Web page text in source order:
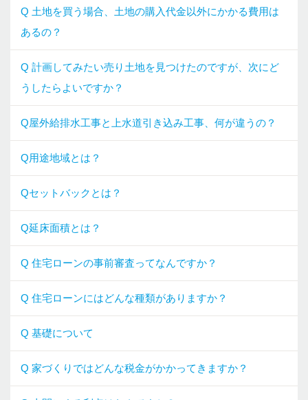
Q 土地を買う場合、土地の購入代金以外にかかる費用は
あるの？
Q 計画してみたい売り土地を見つけたのですが、次にど
うしたらよいですか？
Q屋外給排水工事と上水道引き込み工事、何が違うの？
Q用途地域とは？
Qセットバックとは？
Q延床面積とは？
Q 住宅ローンの事前審査ってなんですか？
Q 住宅ローンにはどんな種類がありますか？
Q 基礎について
Q 家づくりではどんな税金がかかってきますか？